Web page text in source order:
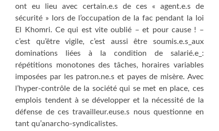
ont eu lieu avec certain.e.s de ces « agent.e.s de
sécurité » lors de l’occupation de la fac pendant la loi
El Khomri. Ce qui est vite oublié – et pour cause ! –
c’est qu’être vigile, c’est aussi être soumis.e.s_aux
dominations liées à la condition de salarié.e_:
répétitions monotones des tâches, horaires variables
imposées par les patron.ne.s et payes de misère. Avec
l’hyper-contrôle de la société qui se met en place, ces
emplois tendent à se développer et la nécessité de la
défense de ces travailleur.euse.s nous questionne en
tant qu’anarcho-syndicalistes.